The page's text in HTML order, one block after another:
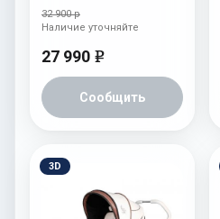
Pink
32 900 р
27 990 e
Сообщить
Наличие уточняйте
3D